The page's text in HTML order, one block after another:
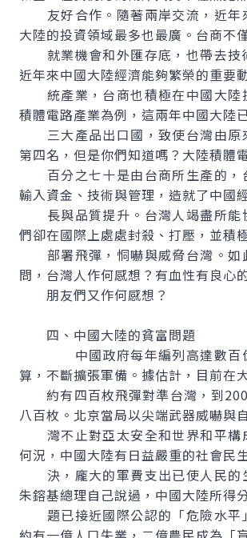
友好合作。隨著兩岸交流，近年
大陸的投資領域最多也最廣。台商不
就業機會和外匯存底，也帶去技
近年來中國大陸經濟能夠繁榮的重要
統產業，台商也積極在中國大陸
積體電路產業為例，這兩年中國大陸
三大產品出口國，致使台灣由原
第四名，但是你們知道嗎？大陸積體
百分之七十是由台商所生產的，
輸入資金、技術與管理，造就了中國
長與品質提升。台灣人竭盡所能
們卻在國際上處處封殺、打壓，並積
部署飛彈，恫嚇與威脅台灣。如
問，台灣人作何感想？有血性有良心
朋友們又作何感想？
四、中國大陸的貧富問題
中國政府每年編列高達數百億
算，不斷擴張軍備。據估計，目前在
約有四百枚飛彈對準台灣，到
八百枚。北京當局以尖端武器威嚇與
灣不止對亞太安全和世界和平構
何況，中國大陸有日益嚴重的社會民
決，龐大的軍費支出已使人民的
朱鎔基總理自己說過，中國大陸所得
題已接近國際公認的「危險水平